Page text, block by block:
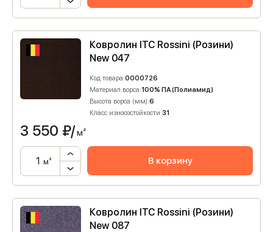
Ковролин ITC Rossini (Розини)
New 047
Код товара:0000726
Материал ворса:100% ПА (Полиамид)
Высота ворса (мм):6
Класс износостойкости:31
3 550 ₽/м²
м² В корзину
Ковролин ITC Rossini (Розини)
New 087